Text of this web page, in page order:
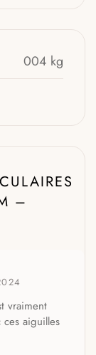
004 kg
–
vraiment
aiguilles